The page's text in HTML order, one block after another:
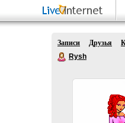
Записи Друзья
Rysh